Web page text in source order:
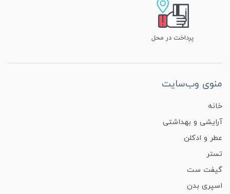
پرداخت در محل
منوی وب‌سایت
خانه
آرایشی و بهداشتی
عطر و ادکلن
تستر
گیفت ست
اسپری بدن